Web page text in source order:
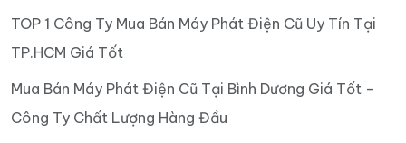
TOP 1 Công Ty Mua Bán Máy Phát Điện Cũ Uy Tín Tại
TP.HCM Giá Tốt
Mua Bán Máy Phát Điện Cũ Tại Bình Dương Giá Tốt –
Công Ty Chất Lượng Hàng Đầu